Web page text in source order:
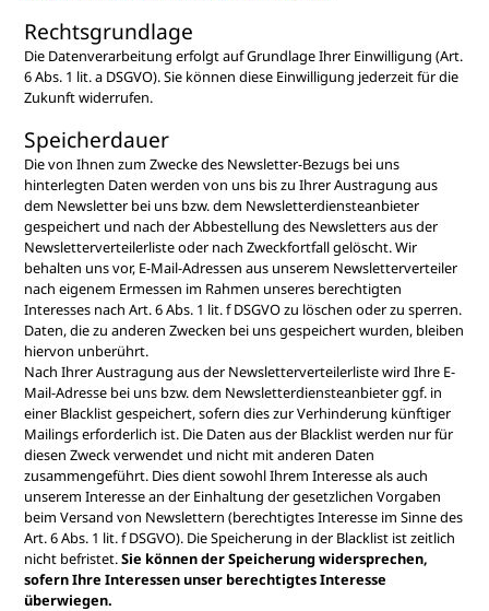
Rechtsgrundlage
Die Datenverarbeitung erfolgt auf Grundlage Ihrer Einwilligung (Art.
6 Abs. 1 lit. a DSGVO). Sie können diese Einwilligung jederzeit für die
Zukunft widerrufen.
Speicherdauer
Die von Ihnen zum Zwecke des Newsletter-Bezugs bei uns
hinterlegten Daten werden von uns bis zu Ihrer Austragung aus
dem Newsletter bei uns bzw. dem Newsletterdiensteanbieter
gespeichert und nach der Abbestellung des Newsletters aus der
Newsletterverteilerliste oder nach Zweckfortfall gelöscht. Wir
behalten uns vor, E-Mail-Adressen aus unserem Newsletterverteiler
nach eigenem Ermessen im Rahmen unseres berechtigten
Interesses nach Art. 6 Abs. 1 lit. f DSGVO zu löschen oder zu sperren.
Daten, die zu anderen Zwecken bei uns gespeichert wurden, bleiben
hiervon unberührt.
Nach Ihrer Austragung aus der Newsletterverteilerliste wird Ihre E-
Mail-Adresse bei uns bzw. dem Newsletterdiensteanbieter ggf. in
einer Blacklist gespeichert, sofern dies zur Verhinderung künftiger
Mailings erforderlich ist. Die Daten aus der Blacklist werden nur für
diesen Zweck verwendet und nicht mit anderen Daten
zusammengeführt. Dies dient sowohl Ihrem Interesse als auch
unserem Interesse an der Einhaltung der gesetzlichen Vorgaben
beim Versand von Newslettern (berechtigtes Interesse im Sinne des
Art. 6 Abs. 1 lit. f DSGVO). Die Speicherung in der Blacklist ist zeitlich
nicht befristet.Sie können der Speicherung widersprechen,
sofern Ihre Interessen unser berechtigtes Interesse
überwiegen.